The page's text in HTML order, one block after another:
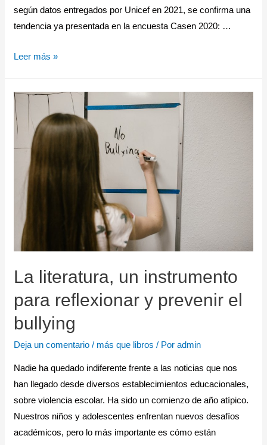
según datos entregados por Unicef en 2021, se confirma una
tendencia ya presentada en la encuesta Casen 2020: …
Leer más »
La literatura, un instrumento
para reflexionar y prevenir el
bullying
Deja un comentario / más que libros / Poradmin
Nadie ha quedado indiferente frente a las noticias que nos
han llegado desde diversos establecimientos educacionales,
sobre violencia escolar. Ha sido un comienzo de año atípico.
Nuestros niños y adolescentes enfrentan nuevos desafíos
académicos, pero lo más importante es cómo están